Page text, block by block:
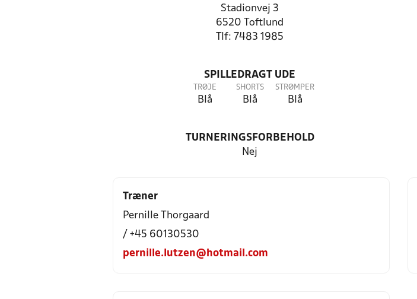
Stadionvej 3
6520 Toftlund
Tlf: 7483 1985
SPILLEDRAGT UDE
TRØJE
Blå
SHORTS
Blå
STRØMPER
Blå
TURNERINGSFORBEHOLD
Nej
Træner
Pernille Thorgaard
/ +45 60130530
pernille.lutzen@hotmail.com